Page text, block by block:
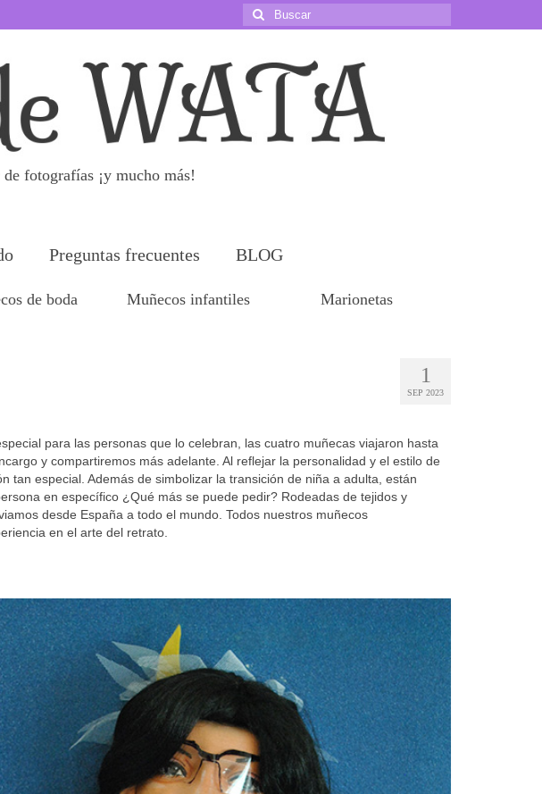
Buscar
por:
fotografías ¡y mucho más!
Preguntas frecuentes BLOG
de boda Muñecos infantiles Marionetas
1
SEP 2023
para las personas que lo celebran, las cuatro muñecas viajaron hasta
y compartiremos más adelante. Al reflejar la personalidad y el estilo de
tan especial. Además de simbolizar la transición de niña a adulta, están
en específico ¿Qué más se puede pedir? Rodeadas de tejidos y
desde España a todo el mundo. Todos nuestros muñecos
en el arte del retrato.